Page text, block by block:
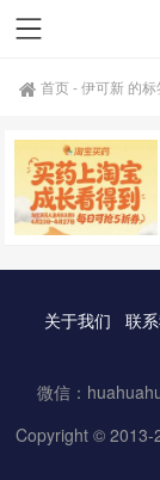
首页-伊可新 的标
关于我们 联
微信：
Copyright © 2013-